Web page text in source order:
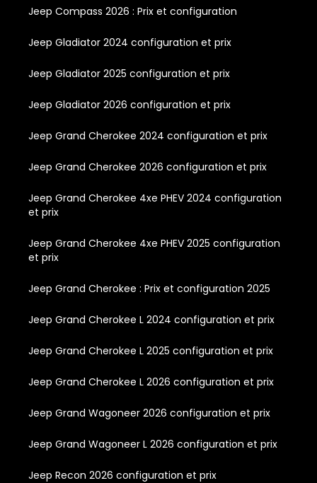
Jeep Compass 2026 : Prix et configuration
Jeep Gladiator 2024 configuration et prix
Jeep Gladiator 2025 configuration et prix
Jeep Gladiator 2026 configuration et prix
Jeep Grand Cherokee 2024 configuration et prix
Jeep Grand Cherokee 2026 configuration et prix
Jeep Grand Cherokee 4xe PHEV 2024 configuration
et prix
Jeep Grand Cherokee 4xe PHEV 2025 configuration
et prix
Jeep Grand Cherokee : Prix et configuration 2025
Jeep Grand Cherokee L 2024 configuration et prix
Jeep Grand Cherokee L 2025 configuration et prix
Jeep Grand Cherokee L 2026 configuration et prix
Jeep Grand Wagoneer 2026 configuration et prix
Jeep Grand Wagoneer L 2026 configuration et prix
Jeep Recon 2026 configuration et prix